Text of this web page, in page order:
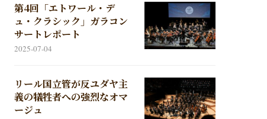
第4回「エトワール・デ
ュ・クラシック」ガラコン
サートレポート
2025-07-04
リール国立管が反ユダヤ主
義の犠牲者への強烈なオマ
ージュ